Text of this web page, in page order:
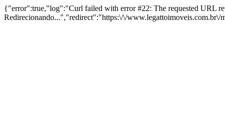
{"error":true,"log":"Curl failed with error #22: The requested URL
Redirecionando...","redirect":"https:\/\/www.legattoimoveis.com.br\/